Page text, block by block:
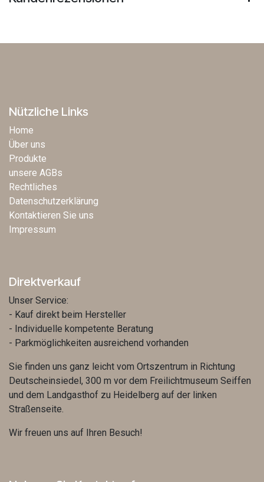
Nützliche Links
Home
Über uns
Produkte
unsere AGBs
Rechtliches
Datenschutzerklärung
Kontaktieren Sie uns
Impressum
Direktverkauf
Unser Service:
- Kauf direkt beim Hersteller
- Individuelle kompetente Beratung
- Parkmöglichkeiten ausreichend vorhanden
Sie finden uns ganz leicht vom Ortszentrum in Richtung
Deutscheinsiedel, 300 m vor dem Freilichtmuseum Seiffen
und dem Landgasthof zu Heidelberg auf der linken
Straßenseite.
Wir freuen uns auf Ihren Besuch!